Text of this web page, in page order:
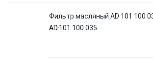
Фильтр масляный AD 101 100
AD 101 100 035